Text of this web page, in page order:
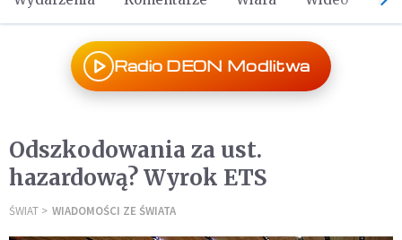
Radio DEON Modlitwa
Odszkodowania za ust.
hazardową? Wyrok ETS
ŚWIAT WIADOMOŚCI ZE ŚWIATA